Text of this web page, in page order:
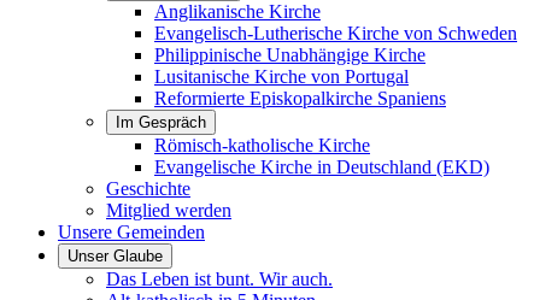
Anglikanische Kirche
Evangelisch-Lutherische Kirche von Schweden
Philippinische Unabhängige Kirche
Lusitanische Kirche von Portugal
Reformierte Episkopalkirche Spaniens
Im Gespräch
Römisch-katholische Kirche
Evangelische Kirche in Deutschland (EKD)
Geschichte
Mitglied werden
Unsere Gemeinden
Unser Glaube
Das Leben ist bunt. Wir auch.